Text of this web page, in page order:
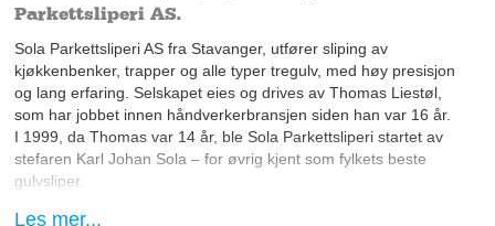
Parkettsliperi AS.
Sola Parkettsliperi AS fra Stavanger, utfører sliping av
kjøkkenbenker, trapper og alle typer tregulv, med høy presisjon
og lang erfaring. Selskapet eies og drives av Thomas Liestøl,
som har jobbet innen håndverkerbransjen siden han var 16 år.
I 1999, da Thomas var 14 år, ble Sola Parkettsliperi startet av
stefaren Karl Johan Sola – for øvrig kjent som fylkets beste
gulvsliper.
Les mer...